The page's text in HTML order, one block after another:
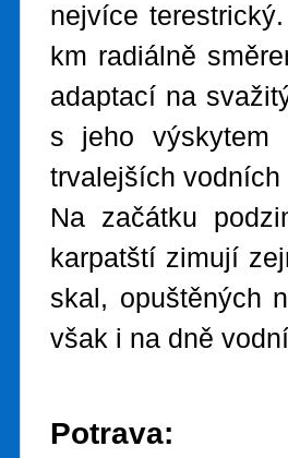
nejvíce
km radiálně
adaptací na
s jeho výskytem
trvalejších vodních
Na začátku
karpatští zimují
skal, opuštěných
však i na dně
Potrava: